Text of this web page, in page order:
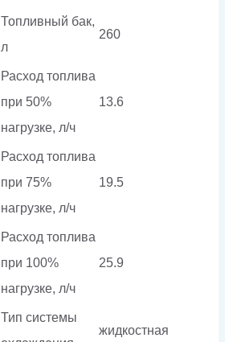
Топливный бак,
л
260
Расход топлива
при 50%
нагрузке, л/ч
13.6
Расход топлива
при 75%
нагрузке, л/ч
19.5
Расход топлива
при 100%
нагрузке, л/ч
25.9
Тип системы
жидкостная